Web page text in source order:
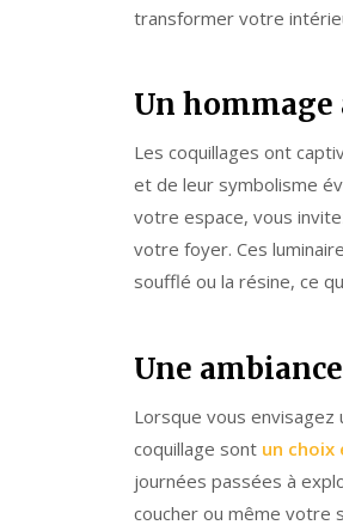
transformer votre
Un
Les coquillages ont
et de leur symbolisme
votre espace, vous
votre foyer. Ces
soufflé ou la résine, ce
Une
Lorsque vous
coquillage sont un choix
journées passées à
coucher ou même votre